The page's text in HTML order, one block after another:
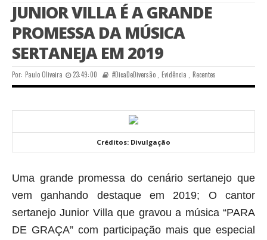
JUNIOR VILLA É A GRANDE
PROMESSA DA MÚSICA
SERTANEJA EM 2019
Por: Paulo Oliveira 23:49:00 #DicaDeDiversão ,Evidência Recentes
Créditos: Divulgação
Uma grande promessa do cenário sertanejo que
vem ganhando destaque em 2019; O cantor
sertanejo Junior Villa que gravou a música “PARA
DE GRAÇA” com participação mais que especial